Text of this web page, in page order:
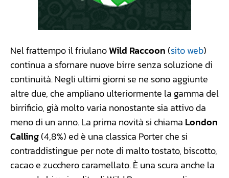
Nel frattempo il friulanoWild Raccoon (sito web)
continua a sfornare nuove birre senza soluzione di
continuità. Negli ultimi giorni se ne sono aggiunte
altre due, che ampliano ulteriormente la gamma del
birrificio, già molto varia nonostante sia attivo da
meno di un anno. La prima novità si chiama London
Calling(4,8%) ed è una classica Porter che si
contraddistingue per note di malto tostato, biscotto,
cacao e zucchero caramellato. È una scura anche la